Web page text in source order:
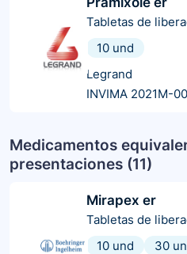
Tabletas de
10 und
Legrand
INVIMA 2021M-
Medicamentos
presentaciones (11)
Mirapex er
Tabletas de
10 und
30